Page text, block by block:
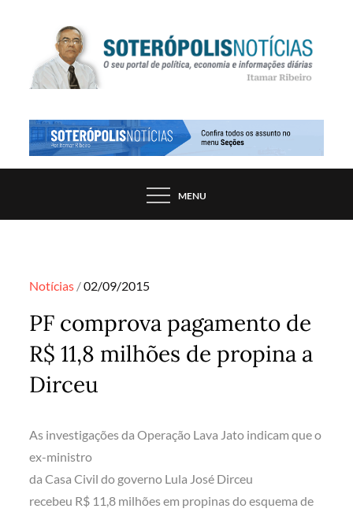
SOTERÓPOLIS NOTÍCIAS
PORTAL DE NOTÍCIAS DE SALVADOR E
MENU
Notícias Posted
02/09/2015
PF comprova pagamento de
R$ 11,8 milhões de propina a
Dirceu
As investigações da Operação Lava Jato indicam que o
ex-ministro
da Casa Civil do governo Lula José Dirceu
recebeu R$ 11,8 milhões em propinas do esquema de